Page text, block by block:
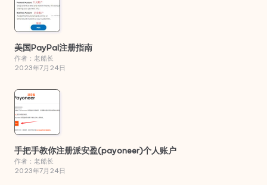
美国PayPal注册指南
作者：老船长
2023年7月24日
手把手教你注册派安盈(payoneer)个人账户
作者：老船长
2023年7月24日